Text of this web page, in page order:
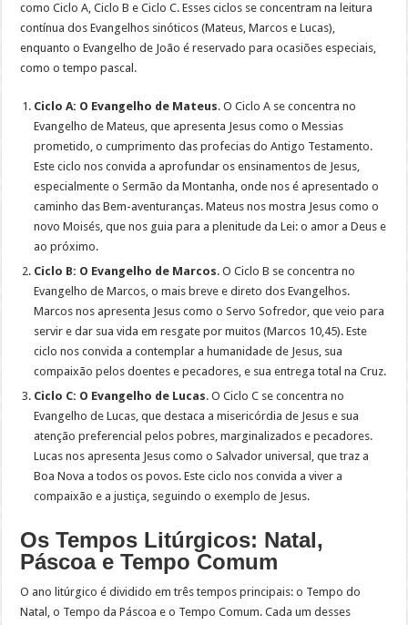
como Ciclo A, Ciclo B e Ciclo C. Esses ciclos se concentram na leitura
contínua dos Evangelhos sinóticos (Mateus, Marcos e Lucas),
enquanto o Evangelho de João é reservado para ocasiões especiais,
como o tempo pascal.
Ciclo A: O Evangelho de Mateus. O Ciclo A se concentra no
Evangelho de Mateus, que apresenta Jesus como o Messias
prometido, o cumprimento das profecias do Antigo Testamento.
Este ciclo nos convida a aprofundar os ensinamentos de Jesus,
especialmente o Sermão da Montanha, onde nos é apresentado o
caminho das Bem-aventuranças. Mateus nos mostra Jesus como o
novo Moisés, que nos guia para a plenitude da Lei: o amor a Deus e
ao próximo.
Ciclo B: O Evangelho de Marcos. O Ciclo B se concentra no
Evangelho de Marcos, o mais breve e direto dos Evangelhos.
Marcos nos apresenta Jesus como o Servo Sofredor, que veio para
servir e dar sua vida em resgate por muitos (Marcos 10,45). Este
ciclo nos convida a contemplar a humanidade de Jesus, sua
compaixão pelos doentes e pecadores, e sua entrega total na Cruz.
Ciclo C: O Evangelho de Lucas. O Ciclo C se concentra no
Evangelho de Lucas, que destaca a misericórdia de Jesus e sua
atenção preferencial pelos pobres, marginalizados e pecadores.
Lucas nos apresenta Jesus como o Salvador universal, que traz a
Boa Nova a todos os povos. Este ciclo nos convida a viver a
compaixão e a justiça, seguindo o exemplo de Jesus.
Os Tempos Litúrgicos: Natal,
Páscoa e Tempo Comum
O ano litúrgico é dividido em três tempos principais: o Tempo do
Natal, o Tempo da Páscoa e o Tempo Comum. Cada um desses